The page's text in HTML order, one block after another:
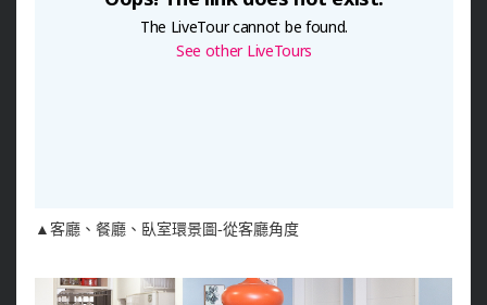
▲客廳、餐廳、臥室環景圖-從客廳角度